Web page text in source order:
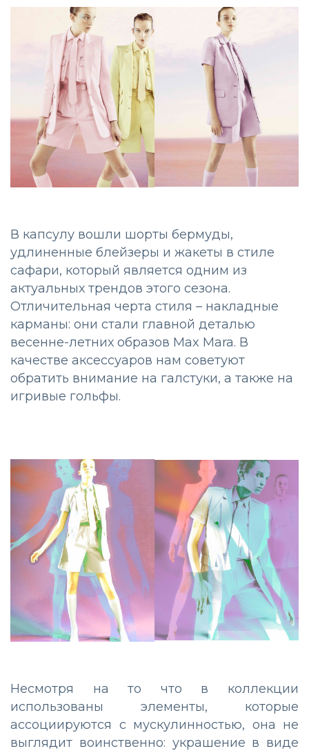
В капсулу вошли шорты бермуды,
удлиненные блейзеры и жакеты в стиле
сафари, который является одним из
актуальных трендов этого сезона.
Отличительная черта стиля – накладные
карманы: они стали главной деталью
весенне-летних образов Max Mara. В
качестве аксессуаров нам советуют
обратить внимание на галстуки, а также на
игривые гольфы.
Несмотря на то что в коллекции
использованы элементы, которые
ассоциируются с мускулинностью, она не
выглядит воинственно: украшение в виде